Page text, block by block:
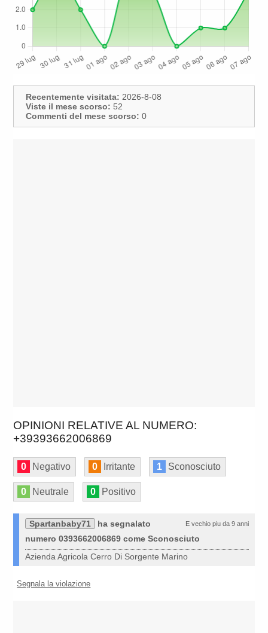
Recentemente visitata: 2026-8-08
Viste il mese scorso: 52
Commenti del mese scorso: 0
OPINIONI RELATIVE AL NUMERO:
+39393662006869
0 Negativo 0 Irritante 1 Sconosciuto
0 Neutrale 0 Positivo
E vechio piu da 9 anni
Spartanbaby71
ha segnalato
numero 0393662006869 come Sconosciuto
Azienda Agricola Cerro Di Sorgente Marino
Segnala la violazione